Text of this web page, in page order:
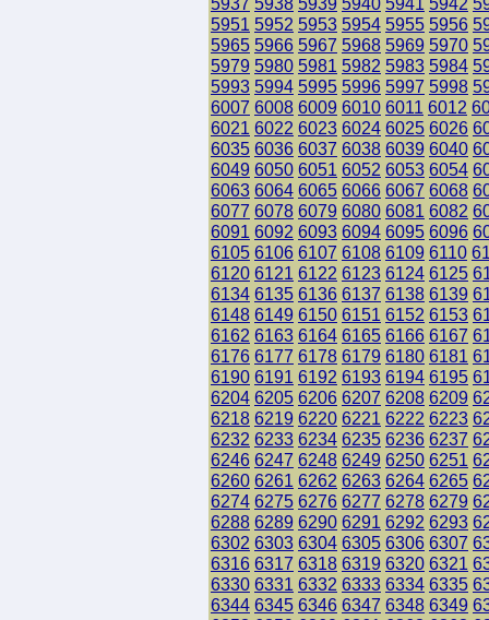
5951 5952 5953 5954 5955 5956
5965 5966 5967 5968 5969 5970
5979 5980 5981 5982 5983 5984
5993 5994 5995 5996 5997 5998
6007 6008 6009 6010 6011 6012
6021 6022 6023 6024 6025 6026
6035 6036 6037 6038 6039 6040
6049 6050 6051 6052 6053 6054
6063 6064 6065 6066 6067 6068
6077 6078 6079 6080 6081 6082
6091 6092 6093 6094 6095 6096
6105 6106 6107 6108 6109 6110
6120 6121 6122 6123 6124 6125
6134 6135 6136 6137 6138 6139
6148 6149 6150 6151 6152 6153
6162 6163 6164 6165 6166 6167
6176 6177 6178 6179 6180 6181
6190 6191 6192 6193 6194 6195
6204 6205 6206 6207 6208 6209
6218 6219 6220 6221 6222 6223
6232 6233 6234 6235 6236 6237
6246 6247 6248 6249 6250 6251
6260 6261 6262 6263 6264 6265
6274 6275 6276 6277 6278 6279
6288 6289 6290 6291 6292 6293
6302 6303 6304 6305 6306 6307
6316 6317 6318 6319 6320 6321
6330 6331 6332 6333 6334 6335
6344 6345 6346 6347 6348 6349